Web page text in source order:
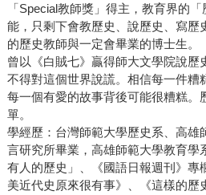
「Special教師獎」得主，教育界的
能，只剩下會教歷史、說歷史、寫歷
的歷史教師與一定會畢業的博士生。
曾以《白賊七》贏得師大文學院說歷
不得對這個世界說謊。相信每一件糟
每一個有愛的故事背後可能很糟糕。
單。
學經歷：台灣師範大學歷史系、高雄
言研究所畢業，高雄師範大學教育學
有人的歷史」、《國語日報週刊》專
美近代史原來很有事》、《這樣的歷